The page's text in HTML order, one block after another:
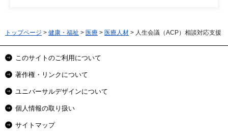
トップページ > 健康・福祉 > 医療 > 医療人材 > 人生会議（ACP）相談対応支援
このサイトのご利用について
著作権・リンクについて
ユニバーサルデザインについて
個人情報の取り扱い
サイトマップ